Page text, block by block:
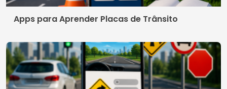
Apps para Aprender Placas de Trânsito